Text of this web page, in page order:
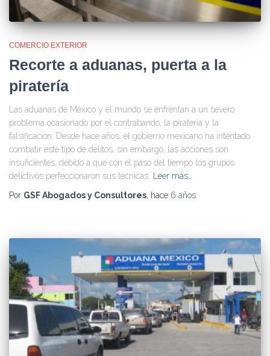
COMERCIO EXTERIOR
Recorte a aduanas, puerta a la
piratería
Las aduanas de México y el mundo se enfrentan a un severo
problema ocasionado por el contrabando, la piratería y la
falsificación. Desde hace años, el gobierno mexicano ha intentado
combatir este tipo de delitos, sin embargo, las acciones son
insuficientes, debido a que con el paso del tiempo los grupos
delictivos perfeccionaron sus técnicas.
Leer más…
Por GSF Abogados y Consultores, hace 6 años